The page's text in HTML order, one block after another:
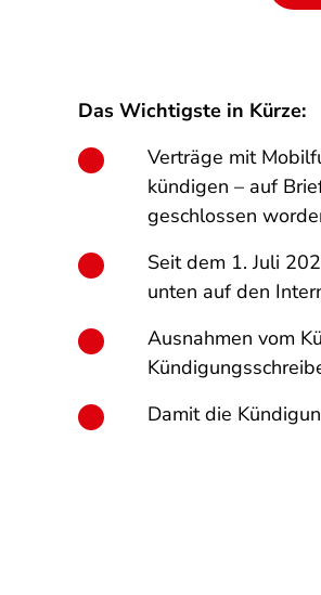
Das Wichtigste in Kürze:
Verträge mit
kündigen – auf
geschlossen
Seit dem 1. Juli
unten auf den
Ausnahmen vom
Damit die